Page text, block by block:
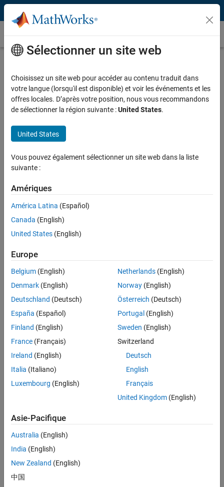
Passer au contenu
Risque systémique
Le risque systémique est le risque d'effondrement d'un système
macro-économique ou d'un système financier agrégé. Cela contraste
avec les risques individuels qui peuvent être contenus sans nuire à
tout le système.
Le risque systémique survient lorsque la
ou d'un groupe d'entités génère une « contagion » en cascade et
perpétue le risque dans tous les systèmes financiers et économiques.
Par exemple, l'effondrement du géant financier Lehman Brothers en
des services financiers en raison de la taille de l'entreprise et de son
intégration dans le système économique.
La prévention du risque systémique implique des applications et des
de scénarios, l'estimation par défaut, le test de macro-stress et la
centrales, les organisations non gouvernementales (ONG), les
régulateurs, les ministères et les décideurs, ainsi que les experts des
services académiques et financiers
Comment un choc inflationniste systémique simulé pourrait affecter la
MATLAB®, en combinaison avecStatistics et Machine Learning
Toolbox™,Econometrics Toolbox™
Optimization Toolbox
est le logiciel de prédilection de ces experts. MATLAB permet la
modélisation du risque systémique, y compris la modélisation
statistique, la simulation Monte Carlo,
Sélectionner un site web
Choisissez un site web pour accéder au contenu traduit dans
votre langue (lorsqu'il est disponible) et voir les événements et les
offres locales. D’après votre position, nous vous recommandons
de sélectionner la région suivante :United States.
United States
Vous pouvez également sélectionner un site web dans la liste
suivante :
Amériques
América Latina (Español)
Canada (English)
United States (English)
Europe
Belgium (English)
Denmark (English)
Deutschland (Deutsch)
España (Español)
Finland (English)
France (Français)
Ireland (English)
Italia (Italiano)
Luxembourg (English)
Netherlands(English)
Norway(English)
Österreich (Deutsch)
Portugal (English)
Sweden (English)
Switzerland
Deutsch
English
Français
United Kingdom(English)
Asie-Pacifique
Australia (English)
India (English)
New Zealand (English)
中国